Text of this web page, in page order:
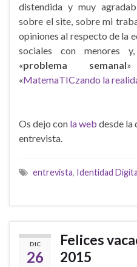
distendida y muy
sobre el site, sobre mi
opiniones al respecto de la
sociales con menores
«problema semanal
«MatemaTICzando la
Os dejo con la web desde la
entrevista.
entrevista, Identidad
DIC
26
Felices
2015